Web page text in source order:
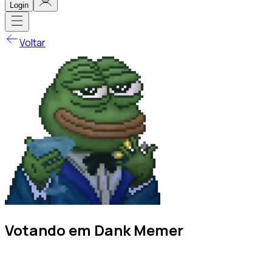
Login
Voltar
Votando em Dank Memer